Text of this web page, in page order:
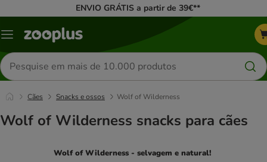
ENVIO GRÁTIS a partir de 39€**
Menu
Pesquisar
produtos
Cães Snacks e ossos Wolf of Wilderness
Wolf of Wilderness snacks para cães
Wolf of Wilderness - selvagem e natural!